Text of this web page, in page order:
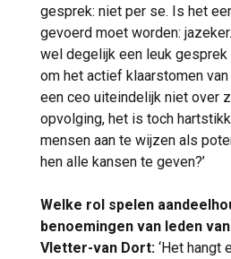
gesprek: niet per se. Is het
gevoerd moet worden:
wel degelijk een leuk gesprek
om het actief klaarstomen
een ceo uiteindelijk niet over
opvolging, het is toch
mensen aan te wijzen als
hen alle kansen te geven?’
Welke rol spelen
benoemingen van leden
Vletter-van Dort: ‘Het hangt